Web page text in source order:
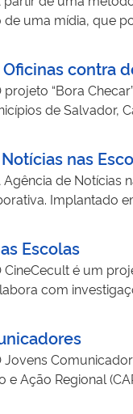
e a divulgação
desinformação em
Além
uma mídia, que
da Bahia. A ação
Oficinas contra
projeto “Bora
de Salvador,
pública.
nas
Agência de Notícias
Implantado
o protagonismo
Escolas
CineCecult é um
com
Jovens
e Ação Regional